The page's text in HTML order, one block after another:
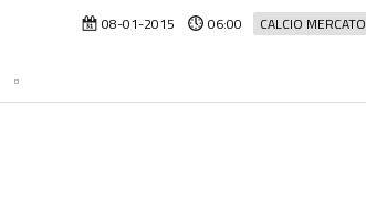
CALCIO MERCATO
08-01-2015 06:00